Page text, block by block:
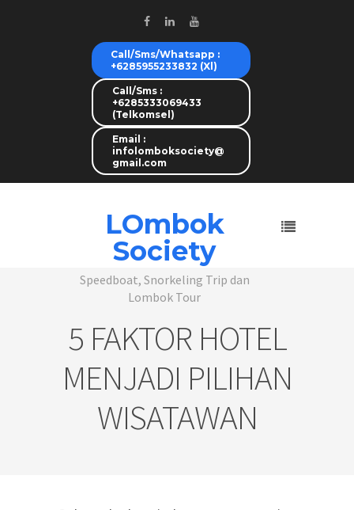
Call/Sms/Whatsapp :
+6285955233832 (Xl)
Call/Sms :
+6285333069433
(Telkomsel)
Email :
infolomboksociety@
gmail.com
LOmbok
Society
Speedboat, Snorkeling Trip dan
Lombok Tour
5 FAKTOR HOTEL
MENJADI PILIHAN
WISATAWAN